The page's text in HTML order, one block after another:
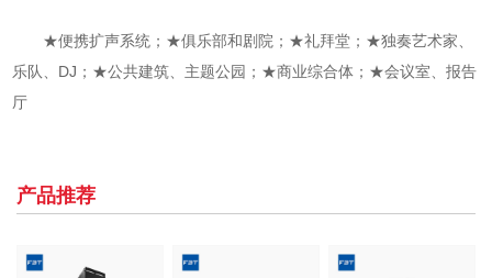
★便携扩声系统；★俱乐部和剧院；★礼拜堂；★独奏艺术家、
乐队、DJ；★公共建筑、主题公园；★商业综合体；★会议室、报告
厅
产品推荐